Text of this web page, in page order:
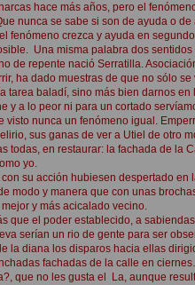
hace más años, pero el
nunca se sabe si son de ayuda o
fenómeno crezca y ayuda en
Una misma palabra dos sentidos
de repente nació Serratilla.
ha dado muestras de que no sólo se
tarea baladí, sino más bien darnos
y a lo peor ni para un cortado
visto nunca un fenómeno igual.
sus ganas de ver a Utiel de otro
todas, en restaurar: la fachada de la
yo.
su acción hubiesen despertado en
modo y manera que con unas
y más acicalado vecino.
que el poder establecido, a
serían un rio de gente para ser
la diana los disparos hacia ellas
fachadas de la calle en
que no les gusta el La, aunque